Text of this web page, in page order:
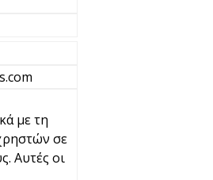
με τη
σε
Αυτές οι